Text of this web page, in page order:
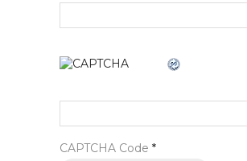
CAPTCHA Code *